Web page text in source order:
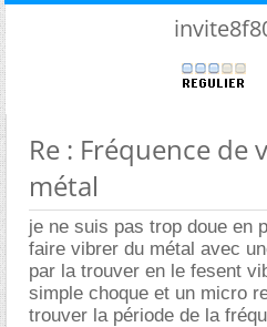
Re : Fréquence
métal
je ne suis pas trop doue en
faire vibrer du métal avec
par la trouver en le fesent
simple choque et un micro
trouver la période de la